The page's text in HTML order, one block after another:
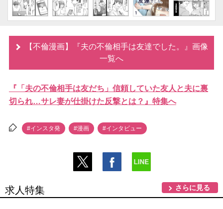
【不倫漫画】『夫の不倫相手は友達でした。』画像
一覧へ
『「夫の不倫相手は友だち」信頼していた友人と夫に裏
切られ…サレ妻が仕掛けた反撃とは？』特集へ
#インスタ発 #漫画 #インタビュー
求人特集 さらに見る